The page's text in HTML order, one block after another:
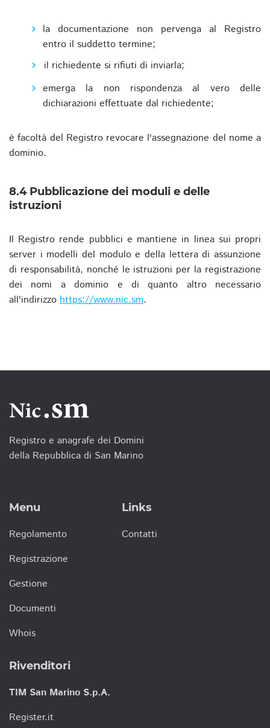
la documentazione non pervenga al Registro
entro il suddetto termine;
il richiedente si rifiuti di inviarla;
emerga la non rispondenza al vero delle
dichiarazioni effettuate dal richiedente;
è facoltà del Registro revocare l'assegnazione del nome a
dominio.
8.4 Pubblicazione dei moduli e delle
istruzioni
Il Registro rende pubblici e mantiene in linea sui propri
server i modelli del modulo e della lettera di assunzione
di responsabilità, nonché le istruzioni per la registrazione
dei nomi a dominio e di quanto altro necessario
all'indirizzo https://www.nic.sm.
Registro e anagrafe dei Domini
della Repubblica di San Marino
Menu
Regolamento
Registrazione
Gestione
Documenti
Whois
Links
Contatti
Rivenditori
TIM San Marino S.p.A.
Register.it